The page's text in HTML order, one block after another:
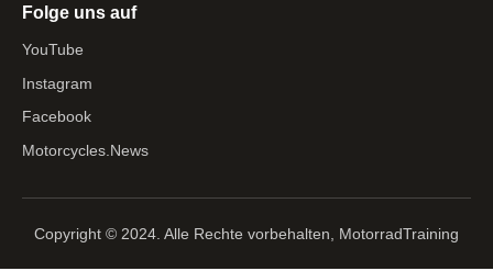
Folge uns auf
YouTube
Instagram
Facebook
Motorcycles.News
Copyright © 2024. Alle Rechte vorbehalten, MotorradTraining